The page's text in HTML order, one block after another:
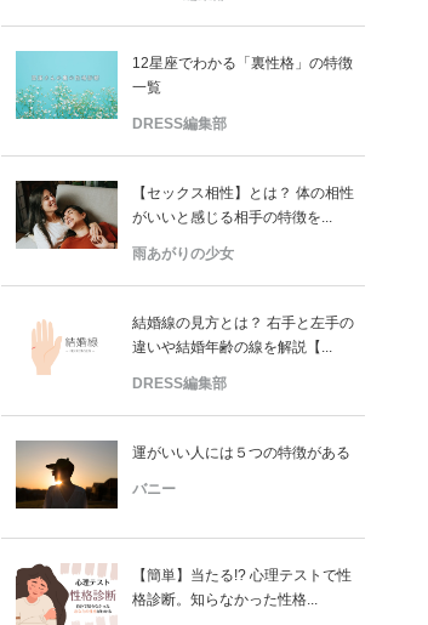
12星座でわかる「裏性格」の特徴
一覧
DRESS編集部
【セックス相性】とは？ 体の相性
がいいと感じる相手の特徴を...
雨あがりの少女
結婚線の見方とは？ 右手と左手の
違いや結婚年齢の線を解説【...
DRESS編集部
運がいい人には５つの特徴がある
バニー
【簡単】当たる!? 心理テストで性
格診断。知らなかった性格...